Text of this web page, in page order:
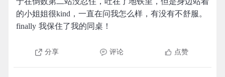
的小姐姐很kind，一直在问我怎么样，有没有不舒服。
finally 我保住了我的同桌！
分享 评论 点赞